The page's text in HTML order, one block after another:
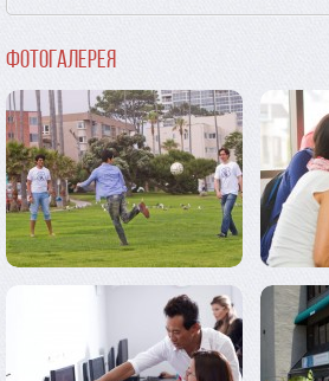
Фотогалерея